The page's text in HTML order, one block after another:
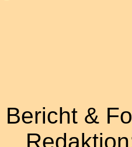
Bericht &